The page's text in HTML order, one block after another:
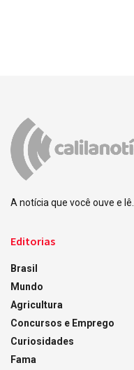
A notícia que você ouve e lê.
Editorias
Brasil
Mundo
Agricultura
Concursos e Emprego
Curiosidades
Fama